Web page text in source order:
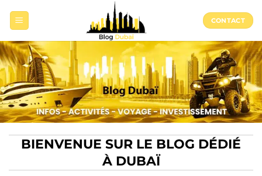
CONTACT
BIENVENUE SUR LE BLOG DÉDIÉ
À DUBAÏ